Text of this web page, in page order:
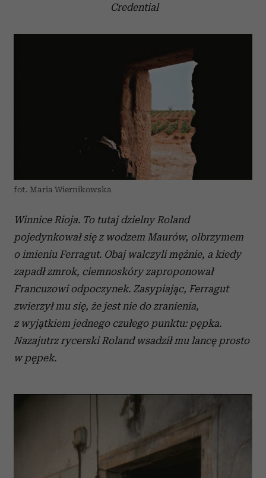
Credential
fot. Maria Wiernikowska
Winnice Rioja. To tutaj dzielny Roland
pojedynkował się z wodzem Maurów, olbrzymem
o imieniu Ferragut. Obaj walczyli mężnie, a kiedy
zapadł zmrok, ciemnoskóry zaproponował
Francuzowi odpoczynek. Zasypiając, Ferragut
zwierzył mu się, że jest nie do zranienia,
z wyjątkiem jednego czułego punktu: pępka.
Nazajutrz rycerski Roland wsadził mu lancę prosto
w pępek.